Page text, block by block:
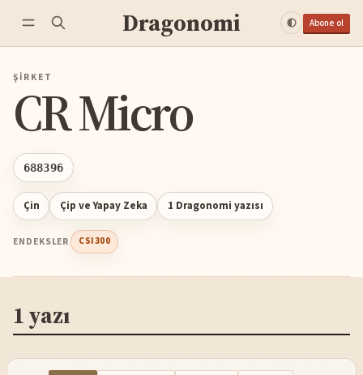
Dragonomi Abone ol
ŞIRKET
CR Micro
688396
Çin Çip ve Yapay Zeka 1 Dragonomi yazısı
ENDEKSLER CSI300
1 yazı